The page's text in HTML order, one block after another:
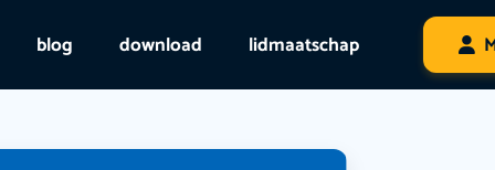
blog download lidmaatschap